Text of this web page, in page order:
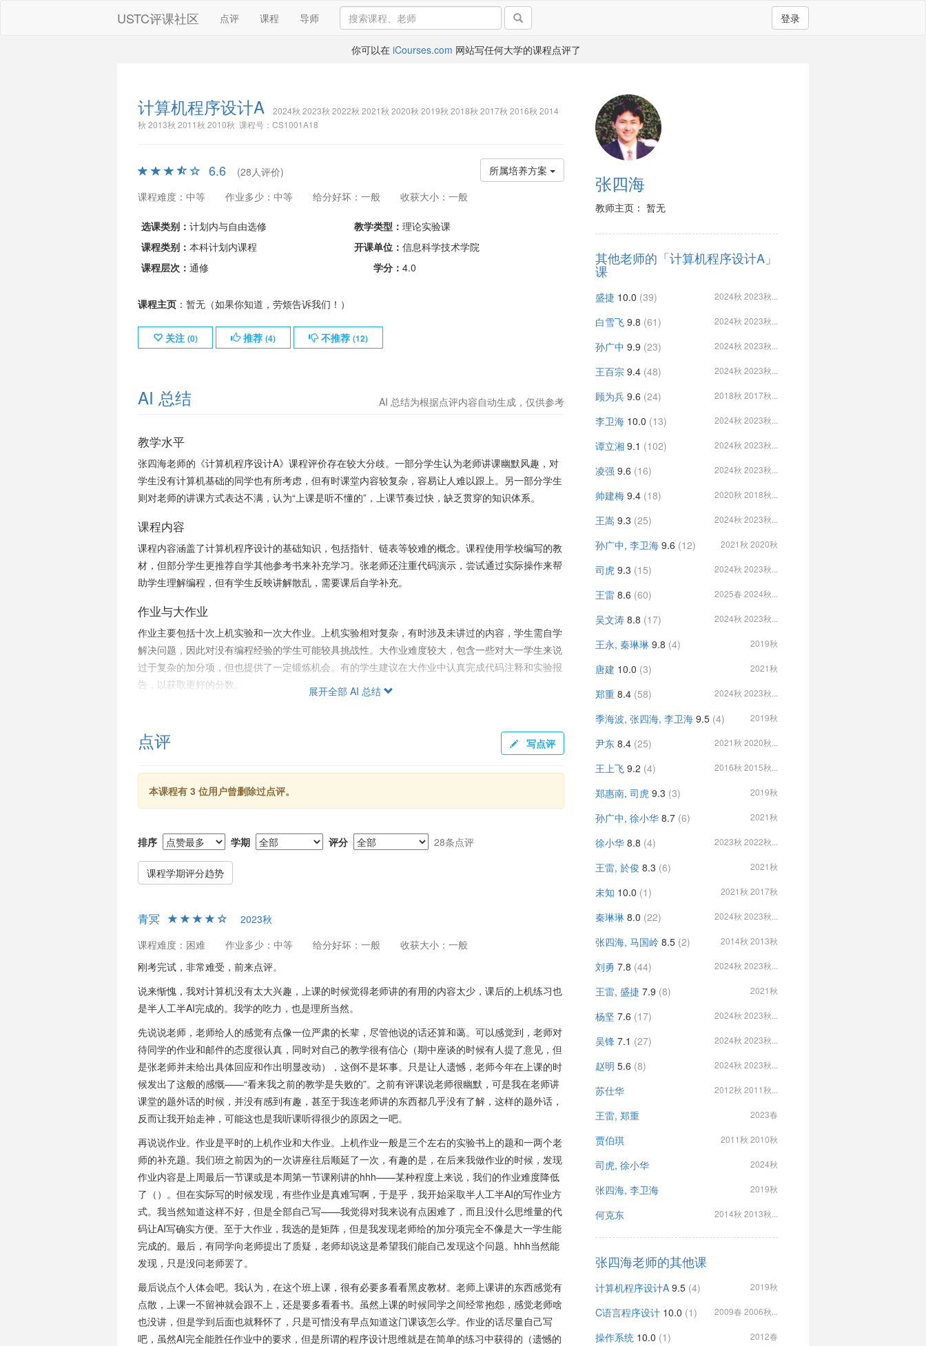
USTC评课社区 点评 课程 导师 登录
你可以在 iCourses.com 网站写任何大学的课程点评了
计算机程序设计A
2024秋 2023秋 2022秋 2021秋 2020秋 2019秋 2018秋 2017秋 2016秋 2014
秋 2013秋 2011秋 2010秋 课程号：CS1001A18
所属培养方案
6.6
(28人评价)
课程难度：中等
作业多少：中等 给分好坏：一般 收获大小：一般
选课类别： 计划内与自由选修 教学类型： 理论实验课
课程类别： 本科计划内课程 开课单位： 信息科学技术学院
课程层次： 通修 学分： 4.0
课程主页：暂无（如果你知道，劳烦告诉我们！）
关注 (0) 推荐 (4) 不推荐 (12)
AI 总结 AI 总结为根据点评内容自动生成，仅供参考
教学水平
张四海老师的《计算机程序设计A》课程评价存在较大分歧。一部分学生认为老师讲课幽默风趣，对
学生没有计算机基础的同学也有所考虑，但有时课堂内容较复杂，容易让人难以跟上。另一部分学生
则对老师的讲课方式表达不满，认为“上课是听不懂的”，上课节奏过快，缺乏贯穿的知识体系。
课程内容
课程内容涵盖了计算机程序设计的基础知识，包括指针、链表等较难的概念。课程使用学校编写的教
材，但部分学生更推荐自学其他参考书来补充学习。张老师还注重代码演示，尝试通过实际操作来帮
助学生理解编程，但有学生反映讲解散乱，需要课后自学补充。
作业与大作业
作业主要包括十次上机实验和一次大作业。上机实验相对复杂，有时涉及未讲过的内容，学生需自学
解决问题，因此对没有编程经验的学生可能较具挑战性。大作业难度较大，包含一些对大一学生来说
过于复杂的加分项，但也提供了一定锻炼机会。有的学生建议在大作业中认真完成代码注释和实验报
告，以获取更好的分数。
考试包括期中和期末，期中考试占比小以检测学习进度，期末考试题量大，难度较大，需通过充分复
习和做题来准备。另外，张老师被评价为“给分不错”，但也有学生反映给分过程不够透明，成绩发布
生，有机会获得较高的最终评分。
张四海老师的课程更适合愿意在课后投入时间自习的学生，而对全然依赖课堂教学的学生可能较为吃
力。由于课程任务重，及时作业态度和认真程度对最终成绩有显著影响。助教们通常被评价为认真负
责，是课程中的积极因素。没有编程基础的学生在选课前需慎重考虑，做好充分心理准备和学习规
划，以便在能最大化地从课程中受益。
展开全部 AI 总结
点评 写点评
本课程有 3 位用户曾删除过点评。
排序 学期 评分 28条点评
课程学期评分趋势
青冥
2023秋
课程难度：困难
作业多少：中等 给分好坏：一般
收获大小：一般
刚考完试，非常难受，前来点评。
说来惭愧，我对计算机没有太大兴趣，上课的时候觉得老师讲的有用的内容太少，课后的上机练习也
是半人工半AI完成的。我学的吃力，也是理所当然。
先说说老师，老师给人的感觉有点像一位严肃的长辈，尽管他说的话还算和蔼。可以感觉到，老师对
待同学的作业和邮件的态度很认真，同时对自己的教学很有信心（期中座谈的时候有人提了意见，但
是张老师并未给出具体回应和作出明显改动），这倒不是坏事。只是让人遗憾，老师今年在上课的时
候发出了这般的感慨——“看来我之前的教学是失败的”。之前有评课说老师很幽默，可是我在老师讲
课堂的题外话的时候，并没有感到有趣，甚至于我连老师讲的东西都几乎没有了解，这样的题外话，
反而让我开始走神，可能这也是我听课听得很少的原因之一吧。
再说说作业。作业是平时的上机作业和大作业。上机作业一般是三个左右的实验书上的题和一两个老
师的补充题。我们班之前因为的一次讲座往后顺延了一次，有趣的是，在后来我做作业的时候，发现
作业内容是上周最后一节课或是本周第一节课刚讲的hhh——某种程度上来说，我们的作业难度降低
了（）。但在实际写的时候发现，有些作业是真难写啊，于是乎，我开始采取半人工半AI的写作业方
式。我当然知道这样不好，但是全部自己写——我觉得对我来说有点困难了，而且没什么思维量的代
码让AI写确实方便。至于大作业，我选的是矩阵，但是我发现老师给的加分项完全不像是大一学生能
完成的。最后，有同学向老师提出了质疑，老师却说这是希望我们能自己发现这个问题。hhh当然能
发现，只是没问老师罢了。
最后说点个人体会吧。我认为，在这个班上课，很有必要多看看黑皮教材。老师上课讲的东西感觉有
点散，上课一不留神就会跟不上，还是要多看看书。虽然上课的时候同学之间经常抱怨，感觉老师啥
也没讲，但是学到后面也就释怀了，只是可惜没有早点知道这门课该怎么学。作业的话尽量自己写
吧，虽然AI完全能胜任作业中的要求，但是所谓的程序设计思维就是在简单的练习中获得的（遗憾的
张四海
教师主页： 暂无
其他老师的「计算机程序设计A」
课
盛捷 10.0 (39) 2024秋 2023秋...
白雪飞 9.8 (61) 2024秋 2023秋...
孙广中 9.9 (23) 2024秋 2023秋...
王百宗 9.4 (48) 2024秋 2023秋...
顾为兵 9.6 (24) 2018秋 2017秋...
李卫海 10.0 (13) 2024秋 2023秋...
谭立湘 9.1 (102) 2024秋 2023秋...
凌强 9.6 (16) 2024秋 2023秋...
帅建梅 9.4 (18) 2020秋 2018秋...
王嵩 9.3 (25) 2024秋 2023秋...
孙广中, 李卫海 9.6 (12) 2021秋 2020秋
司虎 9.3 (15) 2024秋 2023秋...
王雷 8.6 (60) 2025春 2024秋...
吴文涛 8.8 (17) 2024秋 2023秋...
王永, 秦琳琳 9.8 (4) 2019秋
唐建 10.0 (3) 2021秋
郑重 8.4 (58) 2024秋 2023秋...
季海波, 张四海, 李卫海 9.5 (4) 2019秋
尹东 8.4 (25) 2021秋 2020秋...
王上飞 9.2 (4) 2016秋 2015秋...
郑惠南, 司虎 9.3 (3) 2019秋
孙广中, 徐小华 8.7 (6) 2021秋
徐小华 8.8 (4) 2023秋 2022秋...
王雷, 於俊 8.3 (6) 2021秋
未知 10.0 (1) 2021秋 2017秋
秦琳琳 8.0 (22) 2024秋 2023秋...
张四海, 马国岭 8.5 (2) 2014秋 2013秋
刘勇 7.8 (44) 2024秋 2023秋...
王雷, 盛捷 7.9 (8) 2021秋
杨坚 7.6 (17) 2024秋 2023秋...
吴锋 7.1 (27) 2024秋 2023秋...
赵明 5.6 (8) 2024秋 2023秋...
苏仕华 2012秋 2011秋...
王雷, 郑重 2023春
贾伯琪 2011秋 2010秋
司虎, 徐小华 2024秋
张四海, 李卫海 2019秋
何克东 2014秋 2013秋...
张四海老师的其他课
计算机程序设计A 9.5 (4) 2019秋
C语言程序设计 10.0 (1) 2009春 2006秋...
操作系统 10.0 (1) 2012春